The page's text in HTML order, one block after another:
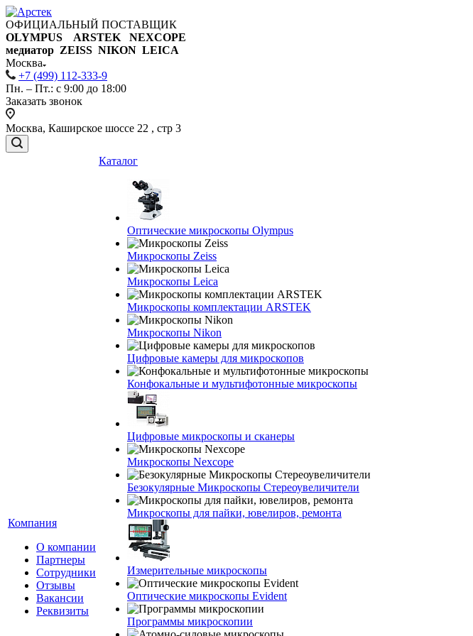
ОФИЦИАЛЬНЫЙ ПОСТАВЩИК
OLYMPUS ARSTEK NEXCOPE
медиатор ZEISS NIKON LEICA
Москва
+7 (499) 112-333-9
Пн. – Пт.: с 9:00 до 18:00
Заказать звонок
Москва, Каширское шоссе 22 , стр 3
Компания
О компании
Партнеры
Сотрудники
Отзывы
Вакансии
Реквизиты
Каталог
Оптические микроскопы Olympus
Микроскопы Zeiss
Микроскопы Leica
Микроскопы комплектации ARSTEK
Микроскопы Nikon
Цифровые камеры для микроскопов
Конфокальные и мультифотонные микроскопы
Цифровые микроскопы и сканеры
Микроскопы Nexcope
Безокулярные Микроскопы Стереоувеличители
Микроскопы для пайки, ювелиров, ремонта
Измерительные микроскопы
Оптические микроскопы Evident
Программы микроскопии